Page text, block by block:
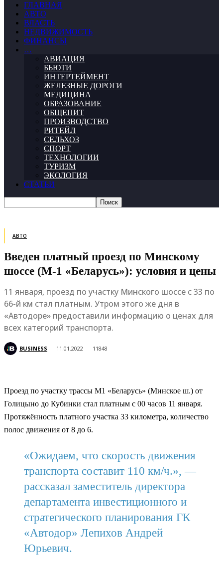
ГЛАВНАЯ
АВТО
ВЛАСТЬ
НЕДВИЖИМОСТЬ
ФИНАНСЫ
…
АВИАЦИЯ
БЬЮТИ
ИНТЕРТЕЙМЕНТ
ЖЕЛЕЗНЫЕ ДОРОГИ
МЕДИЦИНА
ОБРАЗОВАНИЕ
ОБЩЕПИТ
ПРОИЗВОДСТВО
РИТЕЙЛ
СЕЛЬХОЗ
СПОРТ
ТЕХНОЛОГИИ
ТУРИЗМ
ЭКОЛОГИЯ
СТАТЬИ
АВТО
Введен платный проезд по Минскому
шоссе (М-1 «Беларусь»): условия и цены
11 января, проезд по участку Минского шоссе с 33 по
66-й км стал платным. Утром этого же дня в
«Автодоре» предоставили информацию о ценах для
всех категорий транспорта.
BUSINESS 11.01.2022 11848
Проезд по участку трассы М1 «Беларусь» (Минское ш.) от
Голицыно до Кубинки стал платным с 00 часов 11 января.
Протяжённость платного участка 33 километра, количество
полос движения от 8 до 6.
«Ожидаем, что скорость движения
транспорта составит 110 км/ч.», —
рассказал заместитель директора
департамента инвестиционного и
стратегического планирования ГК
«Автодор» Лепихов Андрей
Юрьевич.